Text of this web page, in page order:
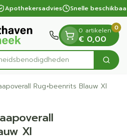
Apothekersadvies Snelle
Zoek
0 artikelen
€ 0,00
0
Rug+beenrits Blauw Xl
Xl